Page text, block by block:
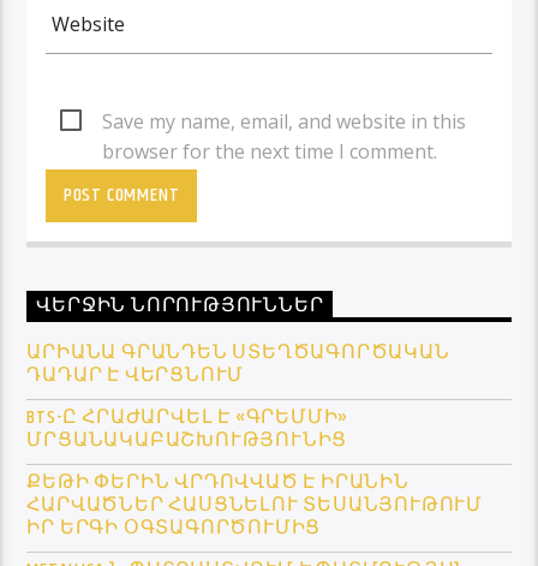
Save my name, email, and website in this
browser for the next time I comment.
ՎԵՐՋԻՆ ՆՈՐՈՒԹՅՈՒՆՆԵՐ
ԱՐԻԱՆԱ ԳՐԱՆԴԵՆ ՍՏԵՂԾԱԳՈՐԾԱԿԱՆ
ԴԱԴԱՐ Է ՎԵՐՑՆՈՒՄ
BTS-Ը ՀՐԱԺԱՐՎԵԼ Է «ԳՐԵՄՄԻ»
ՄՐՑԱՆԱԿԱԲԱՇԽՈՒԹՅՈՒՆԻՑ
ՔԵԹԻ ՓԵՐԻՆ ՎՐԴՈՎՎԱԾ Է ԻՐԱՆԻՆ
ՀԱՐՎԱԾՆԵՐ ՀԱՍՑՆԵԼՈՒ ՏԵՍԱՆՅՈՒԹՈՒՄ
ԻՐ ԵՐԳԻ ՕԳՏԱԳՈՐԾՈՒՄԻՑ